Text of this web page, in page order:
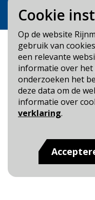
Cookie
Op de website
gebruik van
een relevante
informatie over het
onderzoeken het
deze data om de
informatie over
verklaring.
Veilig Leven?
Bel 0900-8387
Blijf op de hoogte
Cookie- en
Dit is een website van